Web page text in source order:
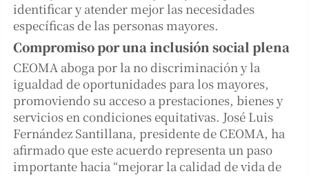
identificar y atender mejor las necesidades
específicas de las personas mayores.
Compromiso por una inclusión social plena
CEOMA aboga por la no discriminación y la
igualdad de oportunidades para los mayores,
promoviendo su acceso a prestaciones, bienes y
servicios en condiciones equitativas. José Luis
Fernández Santillana, presidente de CEOMA, ha
afirmado que este acuerdo representa un paso
importante hacia “mejorar la calidad de vida de